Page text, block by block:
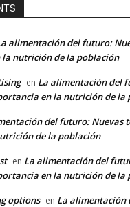
alimentación del futuro:
nutrición de la población
en La alimentación del
en la nutrición de la
del futuro: Nuevas
de la población
en La alimentación del
en la nutrición de la
options en La alimentación